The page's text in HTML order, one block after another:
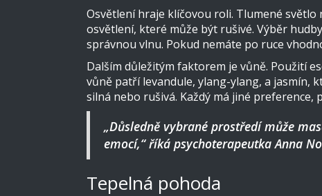
Osvětlení hraje klíčovou roli. Tlumené
osvětlení, které může být rušivé. Výběr
správnou vlnu. Pokud nemáte po ruce
Dalším důležitým faktorem je vůně. Použití
vůně patří levandule, ylang-ylang, a jasmín,
silná nebo rušivá. Každý má jiné
„Důsledně vybrané prostředí může
emocí,“ říká psychoterapeutka Anna
Tepelná pohoda